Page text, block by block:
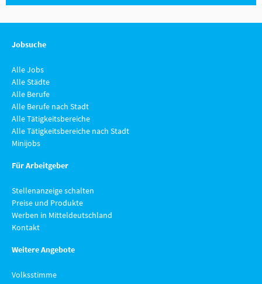
Jobsuche
Alle Jobs
Alle Städte
Alle Berufe
Alle Berufe nach Stadt
Alle Tätigkeitsbereiche
Alle Tätigkeitsbereiche nach Stadt
Minijobs
Für Arbeitgeber
Stellenanzeige schalten
Preise und Produkte
Werben in Mitteldeutschland
Kontakt
Weitere Angebote
Volksstimme